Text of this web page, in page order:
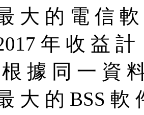
大 的 電 信
年 收 益
據 同 一 資
大 的 BSS 軟